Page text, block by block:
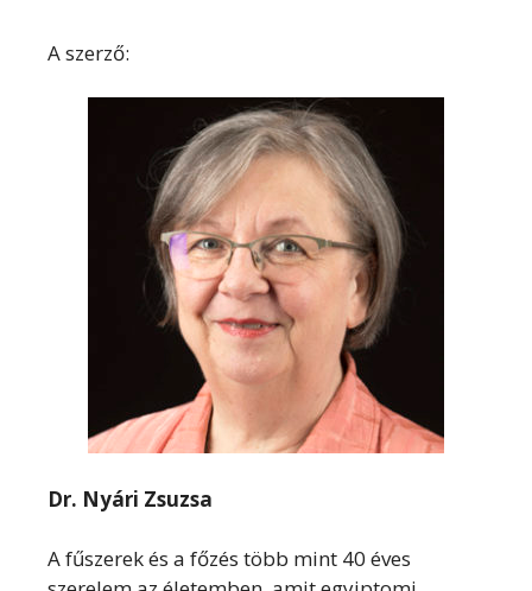
A szerző:
Dr. Nyári Zsuzsa
A fűszerek és a főzés több mint 40 éves